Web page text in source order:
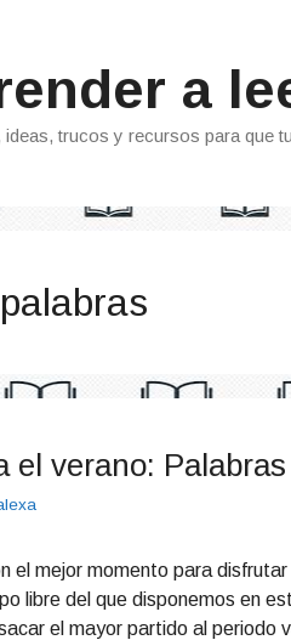
a
trucos y recursos para que
el verano:
el mejor momento para
libre del que disponemos en
el mayor partido al